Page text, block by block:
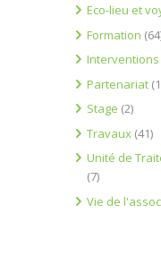
Eco-lieu et
Formation
Interventions
Partenariat
Stage (2)
Travaux (41)
Unité de
(7)
Vie de